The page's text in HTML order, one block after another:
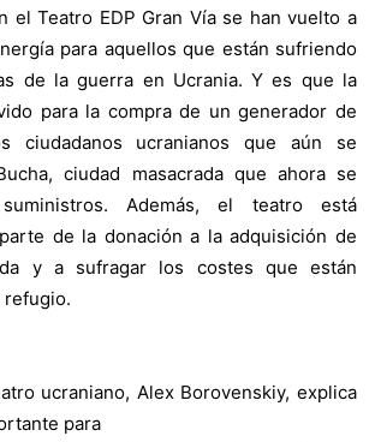
el Teatro EDP Gran Vía se han vuelto a
para aquellos que están sufriendo
de la guerra en Ucrania. Y es que la
para la compra de un generador de
ciudadanos ucranianos que aún se
ciudad masacrada que ahora se
Además, el teatro está
de la donación a la adquisición de
y a sufragar los costes que están
refugio.
ucraniano, Alex Borovenskiy, explica
para